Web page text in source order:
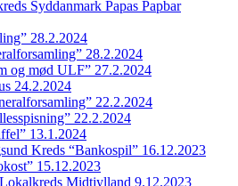
Syddanmark Papas Papbar
28.2.2024
28.2.2024
og mød ULF” 27.2.2024
24.2.2024
22.2.2024
22.2.2024
13.1.2024
Kreds “Bankospil” 16.12.2023
15.12.2023
Midtjylland 9.12.2023